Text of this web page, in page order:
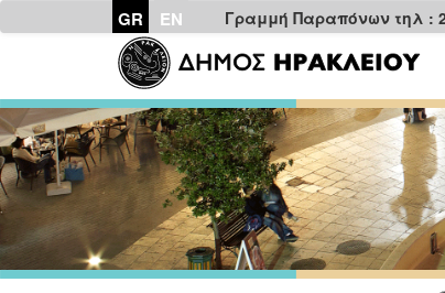
GR EN Γραμμή Παραπόνων τηλ :